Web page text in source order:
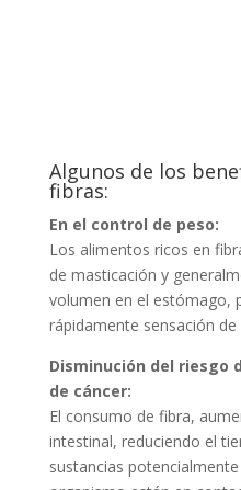
Algunos de los
fibras:
En el control de peso:
Los alimentos ricos en
de masticación y
volumen en el estómago,
rápidamente sensación de
Disminución del riesgo
de cáncer:
El consumo de fibra,
intestinal, reduciendo el
sustancias